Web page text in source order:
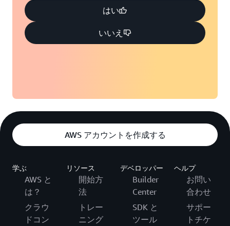
はい
いいえ
AWS アカウントを作成する
学ぶ
AWS と
は？
クラウ
ドコン
リソース
開始方
法
トレー
ニング
デベロッパー
Builder
Center
SDK と
ツール
ヘルプ
お問い
合わせ
サポー
トチケ